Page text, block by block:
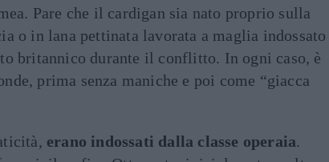
Pare che il cardigan sia nato proprio sulla
o in lana pettinata lavorata a maglia indossato
britannico durante il conflitto. In ogni caso, è
prima senza maniche e poi come “giacca
erano indossati dalla classe operaia.